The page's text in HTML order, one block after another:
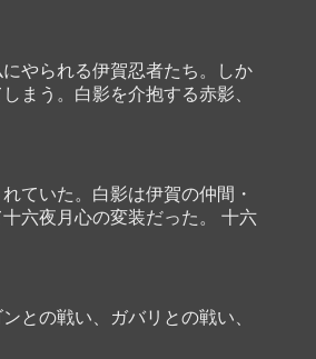
やられる伊賀忍者たち。しか
まう。白影を介抱する赤影、
ていた。白影は伊賀の仲間・
六夜月心の変装だった。 十六
との戦い、ガバリとの戦い、